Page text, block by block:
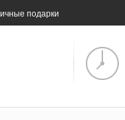
подарки